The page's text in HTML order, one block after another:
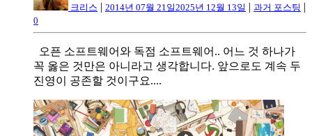
크리스 | 2014년 07월 21일2025년 12월 13일 | 과거 포스팅 |
0
오픈 소프트웨어와 독점 소프트웨어.. 어느 것 하나가
꼭 옳은 것만은 아니라고 생각합니다. 앞으로도 계속 두
진영이 공존할 것이구요....